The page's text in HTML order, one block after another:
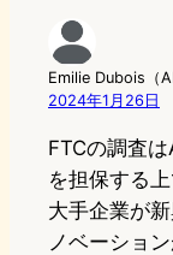
Emilie Dubois（
2024年1月26日
FTCの調査
を担保する
大手企業が
ノベーショ